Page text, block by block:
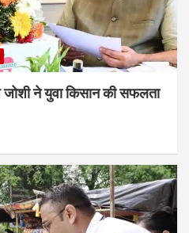
ने युवा किसान की सफलता